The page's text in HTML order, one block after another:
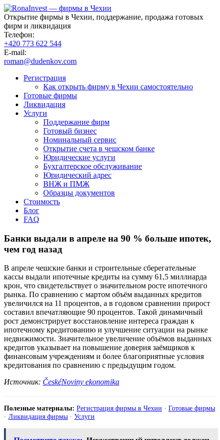
Открытие фирмы в Чехии, поддержание, продажа готовых
фирм и ликвидация
Телефон:
+420 773 622 544
E-mail:
roman@dudenkov.com
Регистрация
Как открыть фирму в Чехии самостоятельно
Готовые фирмы
Ликвидация
Услуги
Поддержание фирм
Готовый бизнес
Номинальный сервис
Открытие счета в чешском банке
Юридические услуги
Бухгалтерское обслуживание
Юридический адрес
ВНЖ и ПМЖ
Образцы документов
Стоимость
Блог
FAQ
Банки выдали в апреле на 90 % больше ипотек,
чем год назад
В апреле чешские банки и строительные сберегательные
кассы выдали ипотечные кредиты на сумму 61,5 миллиарда
крон, что свидетельствует о значительном росте ипотечного
рынка. По сравнению с мартом объём выданных кредитов
увеличился на 11 процентов, а в годовом сравнении прирост
составил впечатляющие 90 процентов. Такой динамичный
рост демонстрирует восстановление интереса граждан к
ипотечному кредитованию и улучшение ситуации на рынке
недвижимости. Значительное увеличение объёмов выданных
кредитов указывает на повышение доверия заёмщиков к
финансовым учреждениям и более благоприятные условия
кредитования по сравнению с предыдущим годом.
Источник: ČeskéNoviny ekonomika
Полезные материалы: Регистрация фирмы в Чехии · Готовые фирмы
· Ликвидация фирмы · Услуги